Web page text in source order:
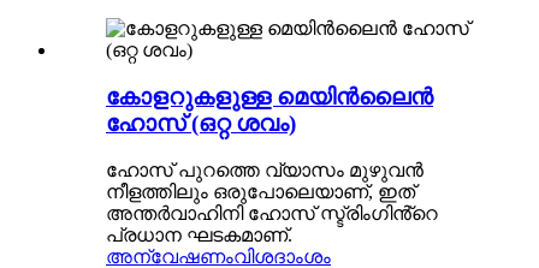
കോളറുകളുള്ള മെയിൻലൈൻ
ഹോസ് (ഒറ്റ ശവം)
ഹോസ് പുറത്തെ വ്യാസം മുഴുവൻ
നീളത്തിലും ഒരുപോലെയാണ്, ഇത്
അന്തർവാഹിനി ഹോസ് സ്ട്രിംഗിൻ്റെ
പ്രധാന ഘടകമാണ്.
അന്വേഷണംവിശദാംശം